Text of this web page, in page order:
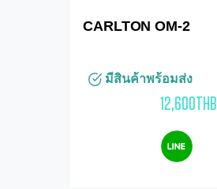
CARLTON OM-2
มีสินค้าพร้อมส่ง
12,600THB